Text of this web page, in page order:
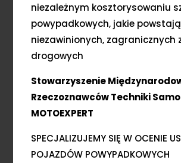
niezależnym kosztorysowaniu
powypadkowych, jakie
niezawinionych, zagranicznych
drogowych
Stowarzyszenie
Rzeczoznawców Techniki
MOTOEXPERT
SPECJALIZUJEMY SIĘ W OCENIE
POJAZDÓW POWYPADKOWYCH